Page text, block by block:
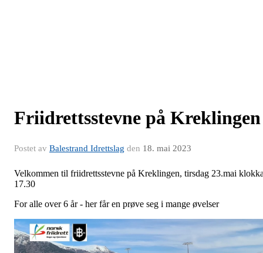
Friidrettsstevne på Kreklingen
Postet av Balestrand Idrettslag den 18. mai 2023
Velkommen til friidrettsstevne på Kreklingen, tirsdag 23.mai
17.30
For alle over 6 år - her får en prøve seg i mange øvelser